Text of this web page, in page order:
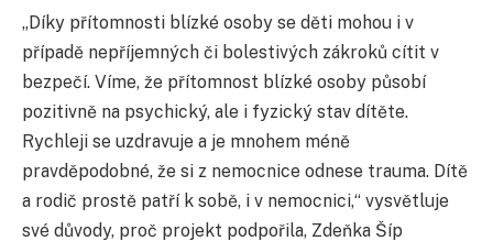
„Díky přítomnosti blízké osoby se děti mohou i v
případě nepříjemných či bolestivých zákroků cítit v
bezpečí. Víme, že přítomnost blízké osoby působí
pozitivně na psychický, ale i fyzický stav dítěte.
Rychleji se uzdravuje a je mnohem méně
pravděpodobné, že si z nemocnice odnese trauma. Dítě
a rodič prostě patří k sobě, i v nemocnici,“ vysvětluje
své důvody, proč projekt podpořila, Zdeňka Šíp